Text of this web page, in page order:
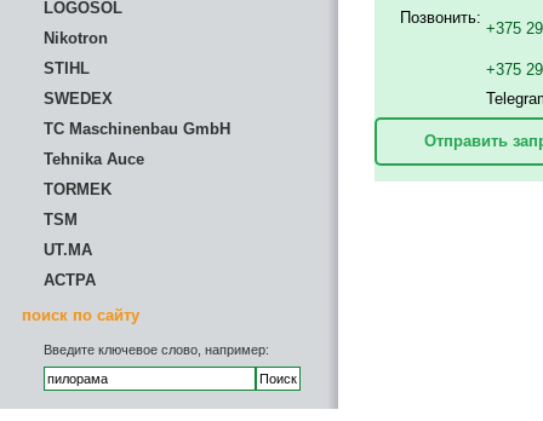
LOGOSOL
Nikotron
STIHL
SWEDEX
TC Maschinenbau GmbH
Tehnika Auce
TORMEK
TSM
UT.MA
АСТРА
поиск по сайту
Введите ключевое слово, например:
Позвонить:
+375
+375
Отправить